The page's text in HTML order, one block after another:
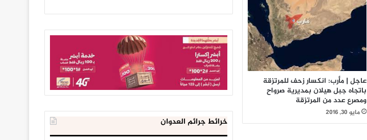
عاجل | مأرب: انكسار زحف للمرتزقة
باتجاه جبل هيلان بمديرية صرواح
ومصرع عدد من المرتزقة
مايو 30, 2016
خرائط جرائم العدوان